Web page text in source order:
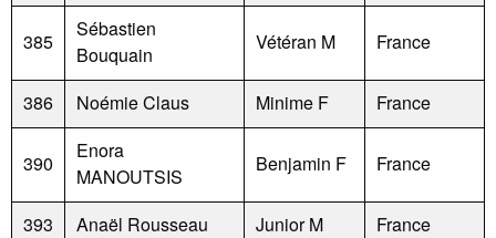
385
Sébastien
Bouquain
Vétéran M France
386 Noémie Claus Minime F France
390
Enora
MANOUTSIS
Benjamin F France
393 Anaël Rousseau Junior M France